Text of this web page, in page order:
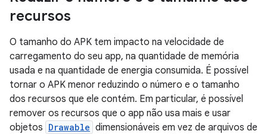
recursos
O tamanho do APK tem impacto na velocidade de
carregamento do seu app, na quantidade de memória
usada e na quantidade de energia consumida. É possível
tornar o APK menor reduzindo o número e o tamanho
dos recursos que ele contém. Em particular, é possível
remover os recursos que o app não usa mais e usar
objetos Drawable dimensionáveis em vez de arquivos de